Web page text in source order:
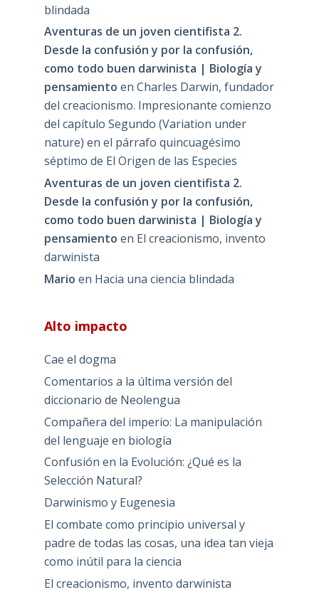
blindada
Aventuras de un joven cientifista 2.
Desde la confusión y por la confusión,
como todo buen darwinista | Biología y
pensamiento en Charles Darwin, fundador
del creacionismo. Impresionante comienzo
del capítulo Segundo (Variation under
nature) en el párrafo quincuagésimo
séptimo de El Origen de las Especies
Aventuras de un joven cientifista 2.
Desde la confusión y por la confusión,
como todo buen darwinista | Biología y
pensamiento en El creacionismo, invento
darwinista
Mario en Hacia una ciencia blindada
Alto impacto
Cae el dogma
Comentarios a la última versión del
diccionario de Neolengua
Compañera del imperio: La manipulación
del lenguaje en biología
Confusión en la Evolución: ¿Qué es la
Selección Natural?
Darwinismo y Eugenesia
El combate como principio universal y
padre de todas las cosas, una idea tan vieja
como inútil para la ciencia
El creacionismo, invento darwinista